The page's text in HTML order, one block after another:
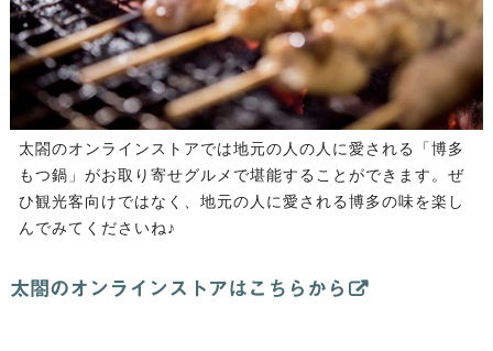
太閤のオンラインストアでは地元の人の人に愛される「博多
もつ鍋」がお取り寄せグルメで堪能することができます。ぜ
ひ観光客向けではなく、地元の人に愛される博多の味を楽し
んでみてくださいね♪
太閤のオンラインストアはこちらから